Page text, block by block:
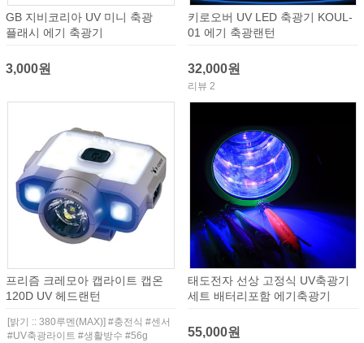
GB 지비코리아 UV 미니 축광
플래시 에기 축광기
3,000원
키로오버 UV LED 축광기 KOUL-
01 에기 축광랜턴
32,000원
리뷰 2
프리즘 크레모아 캡라이트 캡온
120D UV 헤드랜턴
[밝기 :: 380루멘(MAX)] #충전식 #센서
#UV축광라이트 #생활방수 #56g
태도전자 선상 고정식 UV축광기
세트 배터리포함 에기축광기
55,000원